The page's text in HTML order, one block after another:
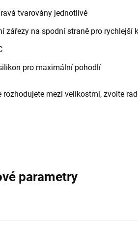
tvarovány jednotlivě
zářezy na spodní straně pro rychlejší
pro maximální pohodlí
rozhodujete mezi velikostmi, zvolte
parametry